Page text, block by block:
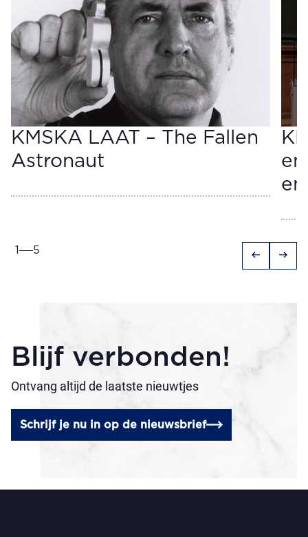
KMSKA LAAT – The Fallen
Astronaut
1 5 arrow_left_alt arrow_right_alt
Blijf verbonden!
Ontvang altijd de laatste nieuwtjes
Schrijf je nu in op de nieuwsbrief